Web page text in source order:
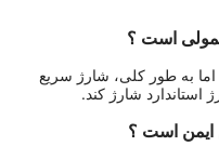
است ؟
اما به طور کلی، شارژ سریع
ایمن است ؟